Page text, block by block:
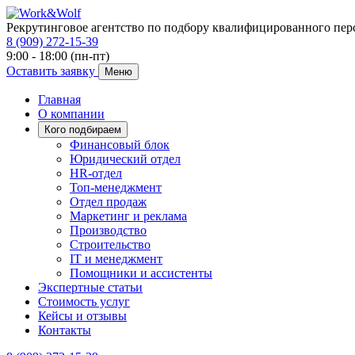
Рекрутинговое агентство по подбору квалифицированного
8 (909) 272-15-39
9:00 - 18:00 (пн-пт)
Оставить заявку
Меню
Главная
О компании
Кого подбираем
Финансовый блок
Юридический отдел
HR-отдел
Топ-менеджмент
Отдел продаж
Маркетинг и реклама
Производство
Строительство
IT и менеджмент
Помощники и ассистенты
Экспертные статьи
Стоимость услуг
Кейсы и отзывы
Контакты